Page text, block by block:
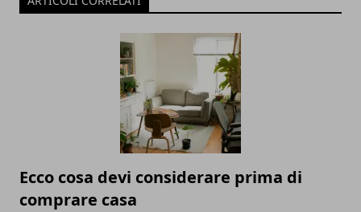
Ecco cosa devi considerare prima di
comprare casa